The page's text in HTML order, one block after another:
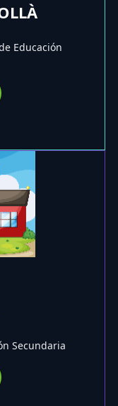
Educación
Secundaria